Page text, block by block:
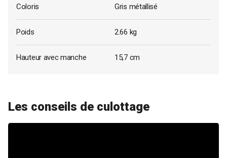
Coloris Gris métallisé
Poids 2.66 kg
Hauteur avec manche 15,7 cm
Les conseils de culottage